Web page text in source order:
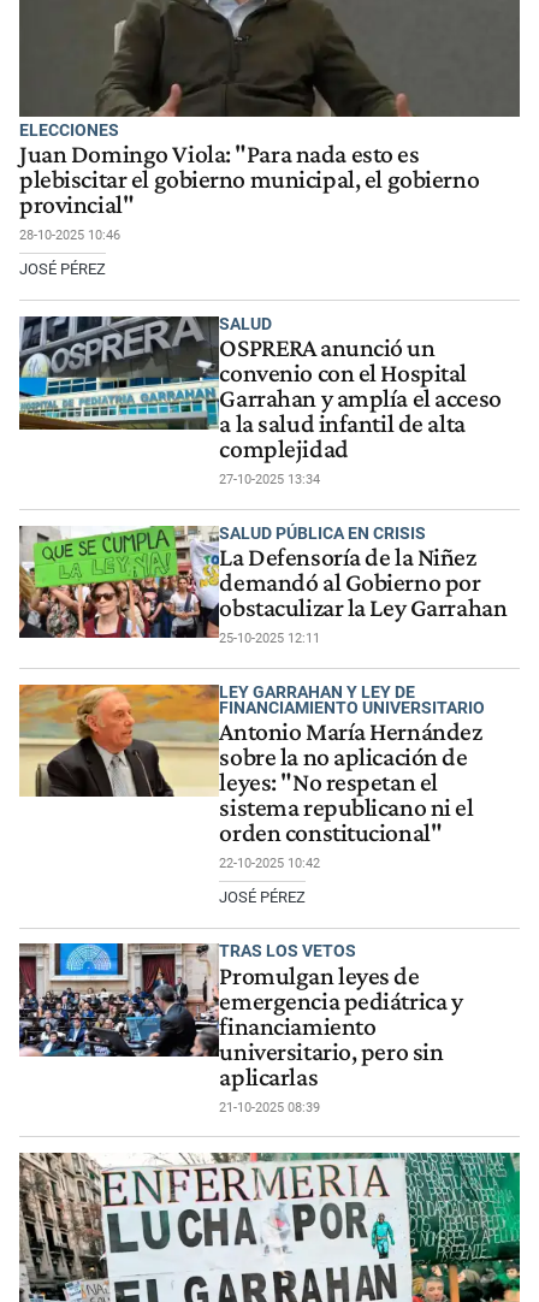
ELECCIONES
Juan Domingo Viola: "Para nada esto es
plebiscitar el gobierno municipal, el gobierno
provincial"
28-10-2025 10:46
JOSÉ PÉREZ
SALUD
OSPRERA anunció un
convenio con el Hospital
Garrahan y amplía el acceso
a la salud infantil de alta
complejidad
27-10-2025 13:34
SALUD PÚBLICA EN CRISIS
La Defensoría de la Niñez
demandó al Gobierno por
obstaculizar la Ley Garrahan
25-10-2025 12:11
LEY GARRAHAN Y LEY DE
FINANCIAMIENTO UNIVERSITARIO
Antonio María Hernández
sobre la no aplicación de
leyes: "No respetan el
sistema republicano ni el
orden constitucional"
22-10-2025 10:42
JOSÉ PÉREZ
TRAS LOS VETOS
Promulgan leyes de
emergencia pediátrica y
financiamiento
universitario, pero sin
aplicarlas
21-10-2025 08:39